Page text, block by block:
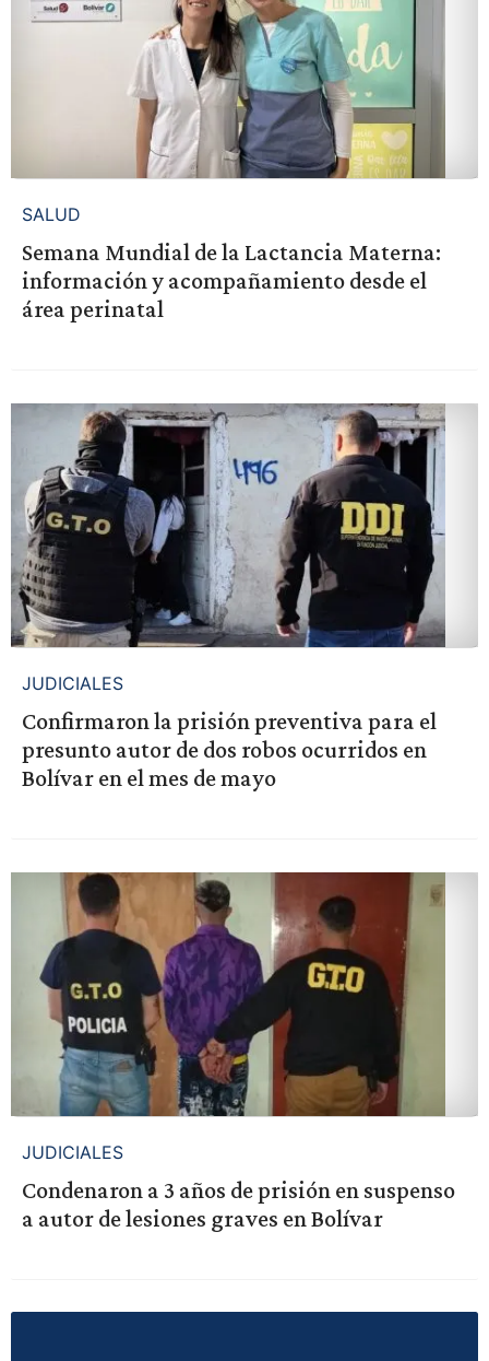
SALUD
Semana Mundial de la Lactancia Materna:
información y acompañamiento desde el
área perinatal
JUDICIALES
Confirmaron la prisión preventiva para el
presunto autor de dos robos ocurridos en
Bolívar en el mes de mayo
JUDICIALES
Condenaron a 3 años de prisión en suspenso
a autor de lesiones graves en Bolívar